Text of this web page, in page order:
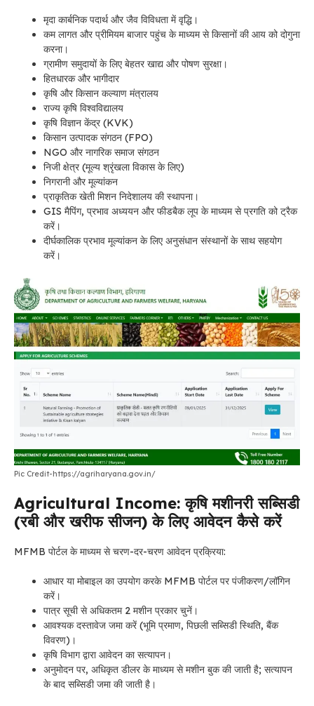
मृदा कार्बनिक पदार्थ और जैव विविधता में वृद्धि।
कम लागत और प्रीमियम बाजार पहुंच के माध्यम से किसानों की आय को दोगुना
करना।
ग्रामीण समुदायों के लिए बेहतर खाद्य और पोषण सुरक्षा।
हितधारक और भागीदार
कृषि और किसान कल्याण मंत्रालय
राज्य कृषि विश्वविद्यालय
कृषि विज्ञान केंद्र (KVK)
किसान उत्पादक संगठन (FPO)
NGO और नागरिक समाज संगठन
निजी क्षेत्र (मूल्य श्रृंखला विकास के लिए)
निगरानी और मूल्यांकन
प्राकृतिक खेती मिशन निदेशालय की स्थापना।
GIS मैपिंग, प्रभाव अध्ययन और फीडबैक लूप के माध्यम से प्रगति को ट्रैक
करें।
दीर्घकालिक प्रभाव मूल्यांकन के लिए अनुसंधान संस्थानों के साथ सहयोग
करें।
Pic Credit-https://agriharyana.gov.in/
Agricultural Income: कृषि मशीनरी सब्सिडी
(रबी और खरीफ सीजन) के लिए आवेदन कैसे करें
MFMB पोर्टल के माध्यम से चरण-दर-चरण आवेदन प्रक्रिया:
आधार या मोबाइल का उपयोग करके MFMB पोर्टल पर पंजीकरण/लॉगिन
करें।
पात्र सूची से अधिकतम 2 मशीन प्रकार चुनें।
आवश्यक दस्तावेज जमा करें (भूमि प्रमाण, पिछली सब्सिडी स्थिति, बैंक
विवरण)।
कृषि विभाग द्वारा आवेदन का सत्यापन।
अनुमोदन पर, अधिकृत डीलर के माध्यम से मशीन बुक की जाती है; सत्यापन
के बाद सब्सिडी जमा की जाती है।